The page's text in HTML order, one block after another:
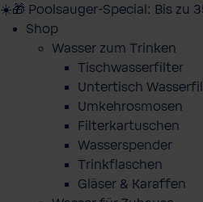
☀️🎁 Poolsauger-Special: Bis zu
Shop
Wasser zum Trinken
Tischwasserfilter
Untertisch
Umkehrosmosen
Filterkartuschen
Wasserspender
Trinkflaschen
Gläser & Karaffen